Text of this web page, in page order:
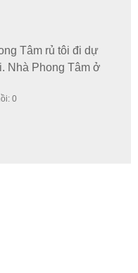
Tâm rủ tôi đi dự
Nhà Phong Tâm ở
0